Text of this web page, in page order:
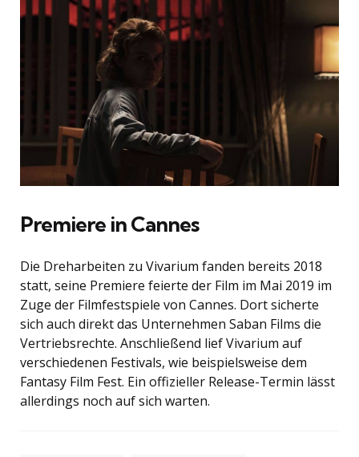
Premiere in Cannes
Die Dreharbeiten zu Vivarium fanden bereits 2018
statt, seine Premiere feierte der Film im Mai 2019 im
Zuge der Filmfestspiele von Cannes. Dort sicherte
sich auch direkt das Unternehmen Saban Films die
Vertriebsrechte. Anschließend lief Vivarium auf
verschiedenen Festivals, wie beispielsweise dem
Fantasy Film Fest. Ein offizieller Release-Termin lässt
allerdings noch auf sich warten.